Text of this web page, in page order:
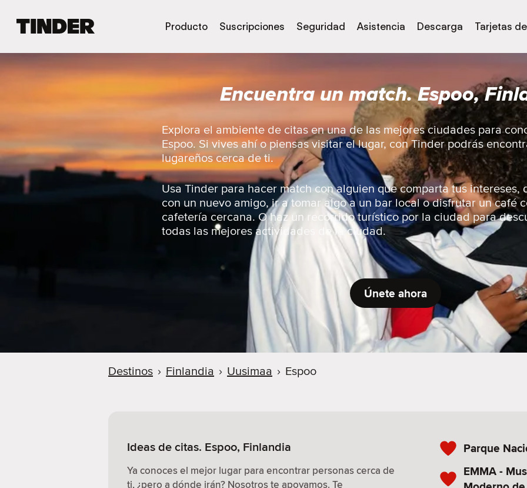
i
n
d
e
Producto Suscripciones Seguridad Asistencia Descarga Tarjetas
Encuentra un match. Espoo,
Explora el ambiente de citas en una de las mejores ciudades para
Espoo. Si vives ahí o piensas visitar el lugar, con Tinder podrás
lugareños cerca de ti.
Usa Tinder para hacer match con alguien que comparta tus intereses,
con un nuevo amigo, ir a tomar algo a un bar local o disfrutar un café
cafetería cercana. O haz un recorrido turístico por la ciudad para
todas las mejores actividades de la ciudad.
Únete ahora
Destinos › Finlandia › Uusimaa › Espoo
Ideas de citas. Espoo, Finlandia
Ya conoces el mejor lugar para encontrar personas cerca de
ti, ¿pero a dónde irán? Nosotros te apoyamos. Te
Parque
EMMA -